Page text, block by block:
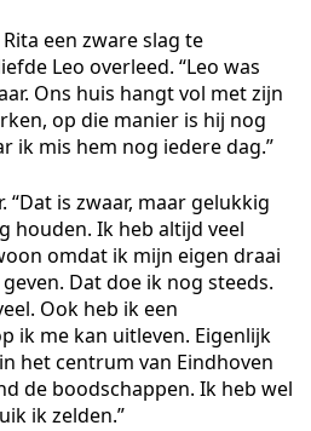
een zware slag te
Leo overleed. “Leo was
Ons huis hangt vol met zijn
op die manier is hij nog
ik mis hem nog iedere dag.”
“Dat is zwaar, maar gelukkig
houden. Ik heb altijd veel
omdat ik mijn eigen draai
Dat doe ik nog steeds.
Ook heb ik een
ik me kan uitleven. Eigenlijk
het centrum van Eindhoven
de boodschappen. Ik heb wel
ik zelden.”